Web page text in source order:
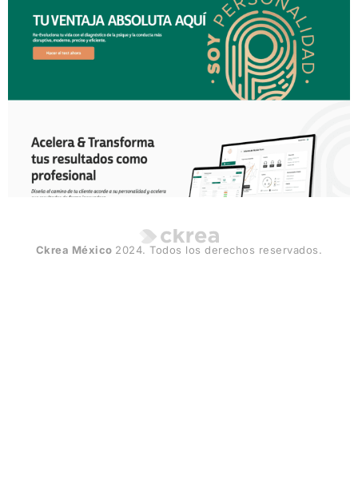
Ckrea México 2024. Todos los derechos reservados.